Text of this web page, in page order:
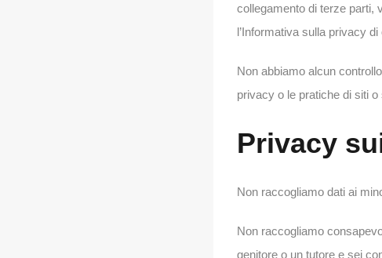
collegamento di terze parti,
l’Informativa sulla privacy
Non abbiamo alcun
privacy o le pratiche di siti
Privacy
Non raccogliamo dati ai
Non raccogliamo
genitore o un tutore e sei